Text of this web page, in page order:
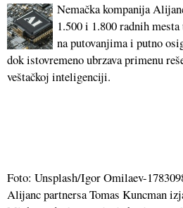
Nemačka kompanija
1.500 i 1.800 radnih
na putovanjima i putno
dok istovremeno ubrzava primenu
veštačkoj inteligenciji.
Foto: Unsplash/Igor Omilaev-
Alijanc partnersa Tomas Kuncman